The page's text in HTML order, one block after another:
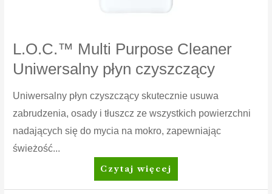
L.O.C.™ Multi Purpose Cleaner
Uniwersalny płyn czyszczący
Uniwersalny płyn czyszczący skutecznie usuwa
zabrudzenia, osady i tłuszcz ze wszystkich powierzchni
nadających się do mycia na mokro, zapewniając
świeżość...
L.O.C.™
Multi
Czytaj więcej